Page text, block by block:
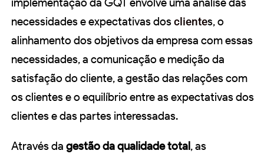
necessidades e expectativas dosclientes, o
alinhamento dos objetivos da empresa com essas
necessidades, a comunicação e medição da
satisfação do cliente, a gestão das relações com
os clientes e o equilíbrio entre as expectativas dos
clientes e das partes interessadas.
Através da gestão da qualidade total, as